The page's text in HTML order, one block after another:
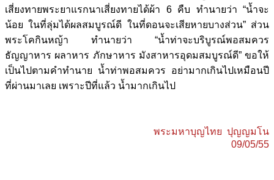
เสี่ยงทายพระยาแรกนาเสี่ยงทายได้ผ้า 6 คืบ ทำนายว่า “น้ำจะ
น้อย ในที่ลุ่มได้ผลสมบูรณ์ดี ในที่ดอนจะเสียหายบางส่วน” ส่วน
พระโคกินหญ้า ทำนายว่า “น้ำท่าจะบริบูรณ์พอสมควร
ธัญญาหาร ผลาหาร ภักษาหาร มังสาหารอุดมสมบูรณ์ดี” ขอให้
เป็นไปตามคำทำนาย น้ำท่าพอสมควร อย่ามากเกินไปเหมือนปี
ที่ผ่านมาเลย เพราะปีที่แล้ว น้ำมากเกินไป
พระมหาบุญไทย ปุญญมโน
09/05/55